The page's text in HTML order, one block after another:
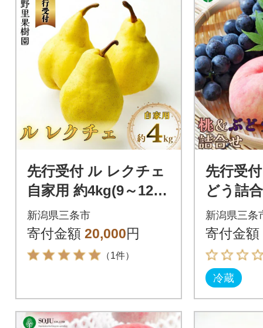
先行受付 ル レクチェ
自家用 約4kg(9～12
個) [小野里果樹園] 【0
17S042】
新潟県三条市
寄付金額 20,000円
（1件）
先行受
どう詰
和8年産
P006】
新潟県三条
寄付金額
冷蔵